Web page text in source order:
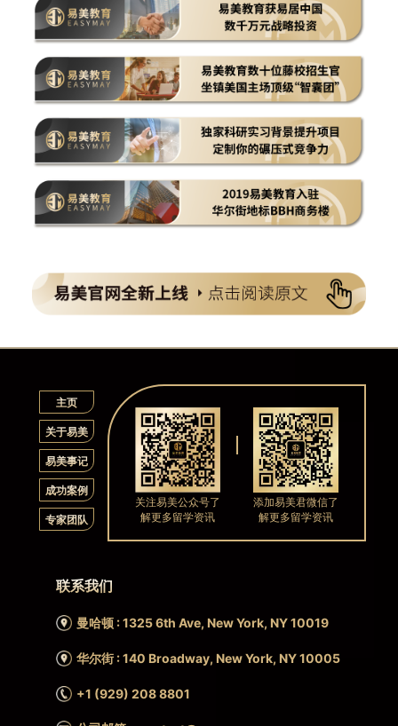
主页
关于易美
易美事记
成功案例
专家团队
联系我们
曼哈顿 : 1325 6th Ave, New York, NY 10019
华尔街 : 140 Broadway, New York, NY 10005
+1 (929) 208 8801
关注易美公众号了
解更多留学资讯
添加易美君微信了
解更多留学资讯